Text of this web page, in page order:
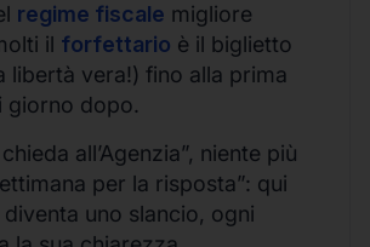
regime fiscale migliore
il forfettario è il biglietto
libertà vera!) fino alla prima
giorno dopo.
all’Agenzia”, niente più
per la risposta”: qui
uno slancio, ogni